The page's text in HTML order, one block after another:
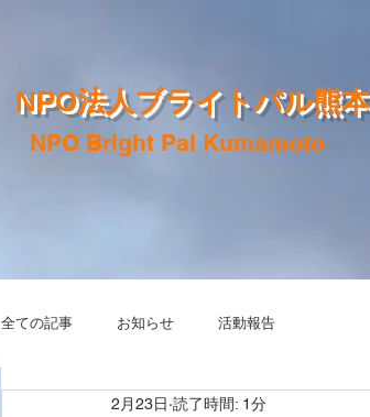
NPO法人ブライトパル熊本
NPO Bright Pal Kumamoto
全ての記事 お知らせ 活動報告
2月23日 読了時間: 1分